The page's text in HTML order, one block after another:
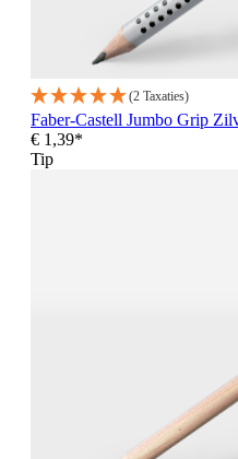
(2 Taxaties)
Faber-Castell Jumbo Grip
€ 1,39*
Tip